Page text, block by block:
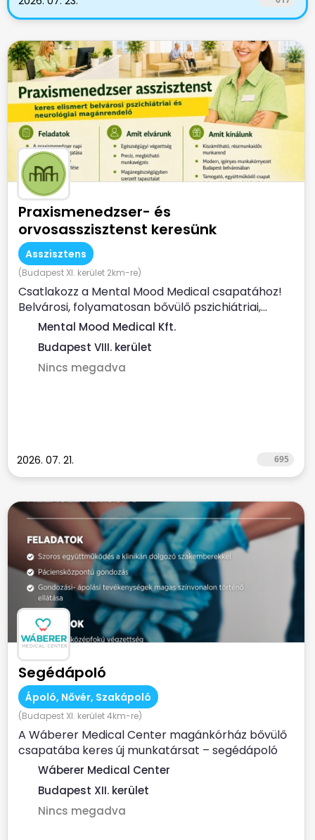
Praxismenedzser- és
orvosasszisztenst keresünk
Asszisztens
(Budapest XI. kerület 2km-re)
Csatlakozz a Mental Mood Medical csapatához!
Belvárosi, folyamatosan bővülő pszichiátriai,...
Mental Mood Medical Kft.
Budapest VIII. kerület
Nincs megadva
2026. 07. 21. 695
Segédápoló
Ápoló, Nővér, Szakápoló
(Budapest XI. kerület 4km-re)
A Wáberer Medical Center magánkórház bővülő
csapatába keres új munkatársat – segédápoló
munkakörbe! ...
Wáberer Medical Center
Budapest XII. kerület
Nincs megadva